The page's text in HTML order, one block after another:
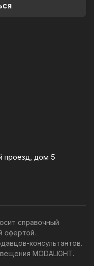
проезд, дом 5
справочный
офертой.
консультантов.
MODALIGHT.